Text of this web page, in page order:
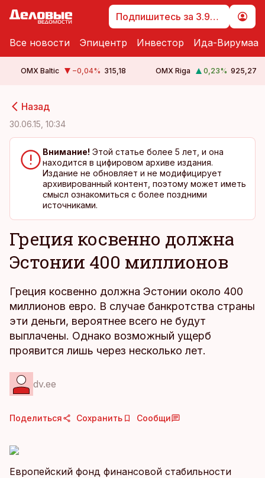
Подпишитесь за 3.99 €
Все новости Эпицентр Инвестор Ида-Вирумаа
OMX Baltic −0,04% 315,18 OMX Riga 0,23% 925,27
Назад
30.06.15, 10:34
Внимание! Этой статье более 5 лет, и она
находится в цифировом архиве издания.
Издание не обновляет и не модифицирует
архивированный контент, поэтому может иметь
смысл ознакомиться с более поздними
источниками.
Греция косвенно должна
Эстонии 400 миллионов
Греция косвенно должна Эстонии около 400
миллионов евро. В случае банкротства страны
эти деньги, вероятнее всего не будут
выплачены. Однако возможный ущерб
проявится лишь через несколько лет.
dv.ee
Поделиться Сохранить Сообщи
Европейский фонд финансовой стабильности